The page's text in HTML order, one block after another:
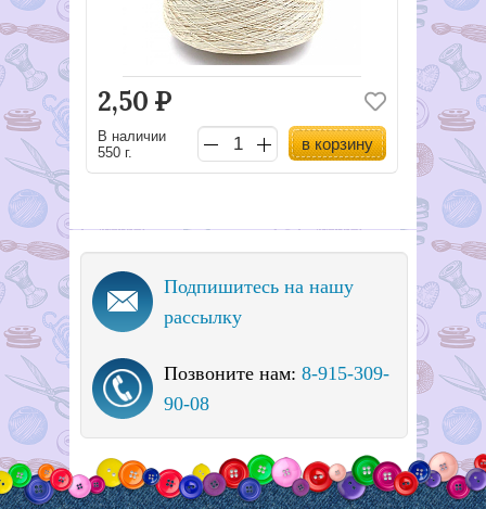
2,50 Р
В наличии
550 г.
в корзину
Подпишитесь на нашу
рассылку
Позвоните нам: 8-915-309-
90-08